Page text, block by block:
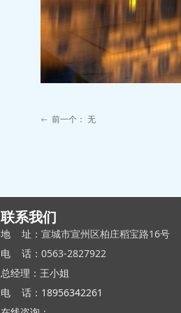
ꂃ 前一个： 无
联系我们
地 址： 宣城市宣州区柏庄稻宝路16号
电 话： 0563-2827922
总经理：王小姐
电 话：18956342261